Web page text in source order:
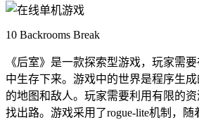
10 Backrooms Break
《后室》是一款探索型游戏，玩家需
中生存下来。游戏中的世界是程序生
的地图和敌人。玩家需要利用有限的
找出路。游戏采用了rogue-lite机制，